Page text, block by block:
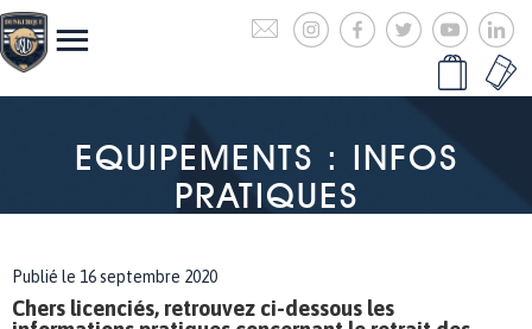
EQUIPEMENTS : INFOS
PRATIQUES
Publié le 16 septembre 2020
Chers licenciés, retrouvez ci-dessous les